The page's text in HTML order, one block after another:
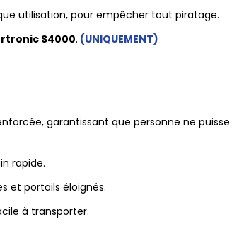
utilisation, pour empêcher tout piratage.
S4000. (UNIQUEMENT)
garantissant que personne ne
rapide.
et portails éloignés.
à transporter.